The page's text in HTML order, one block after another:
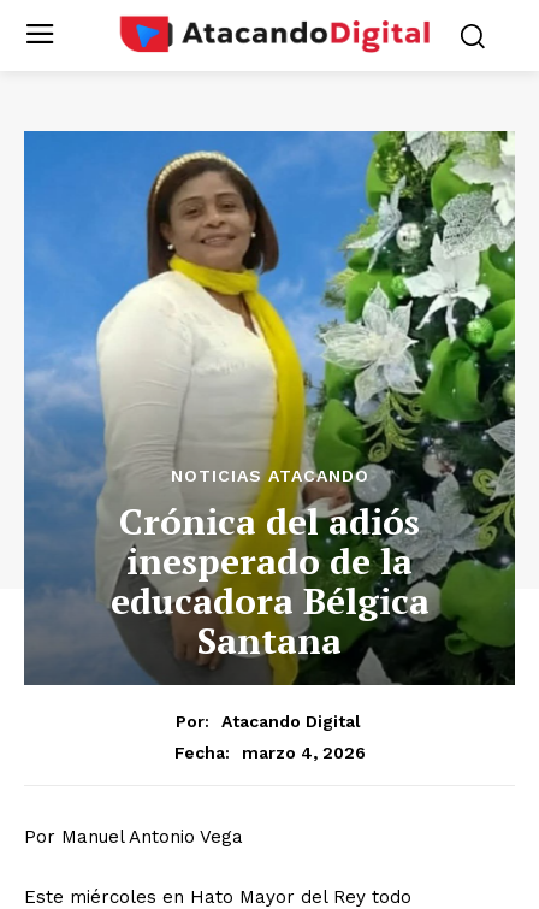
NOTICIAS ATACANDO
Crónica del adiós
inesperado de la
educadora Bélgica
Santana
Por:
Atacando Digital
Fecha:
marzo 4, 2026
Por Manuel Antonio Vega
Este miércoles en Hato Mayor del Rey todo